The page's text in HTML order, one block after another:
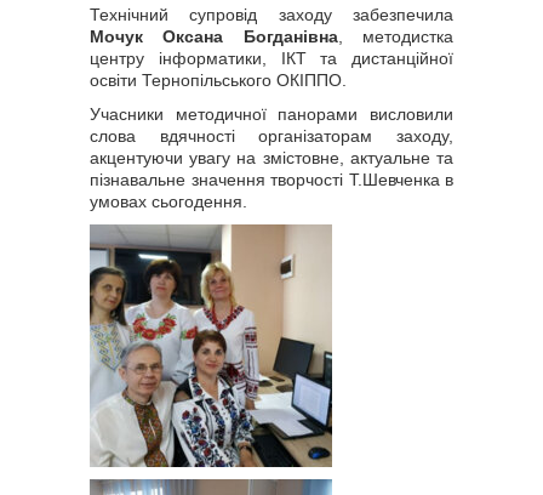
Технічний супровід заходу забезпечила
Мочук Оксана Богданівна, методистка
центру інформатики, ІКТ та дистанційної
освіти Тернопільського ОКІППО.
Учасники методичної панорами висловили
слова вдячності організаторам заходу,
акцентуючи увагу на змістовне, актуальне та
пізнавальне значення творчості Т.Шевченка в
умовах сьогодення.